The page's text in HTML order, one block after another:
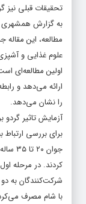
تحقیقات قبلی نیز
به گزارش همشهری
مطالعه، این مقاله‌
علوم غذایی و
اولین مطالعه‌ای
ارائه می‌دهد و
را نشان می‌دهد.
آزمایش تاثیر گردو
کردند. در مرحله
با شام مصرف